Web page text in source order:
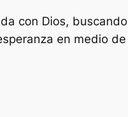
con Dios, buscando
en medio de